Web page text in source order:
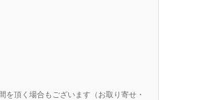
頂く場合もございます（お取り寄せ・